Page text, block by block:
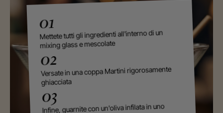
01
Mettete tutti gli ingredienti all'interno di un
mixing glass e mescolate
02
Versate in una coppa Martini rigorosamente
ghiacciata
03
Infine, guarnite con un'oliva infilata in uno